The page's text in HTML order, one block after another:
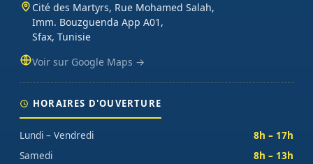
Cité des Martyrs, Rue Mohamed Salah,
Imm. Bouzguenda App A01,
Sfax, Tunisie
Voir sur Google Maps →
HORAIRES D'OUVERTURE
Lundi – Vendredi
8h – 17h
Samedi
8h – 13h